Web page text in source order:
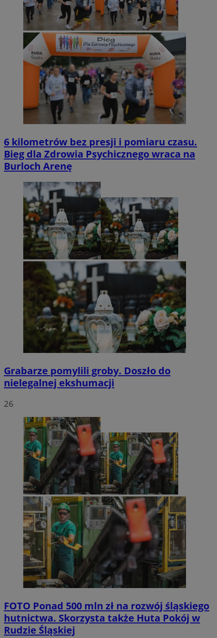
6 kilometrów bez presji i pomiaru czasu.
Bieg dla Zdrowia Psychicznego wraca na
Burloch Arenę
Grabarze pomylili groby. Doszło do
nielegalnej ekshumacji
26
FOTO Ponad 500 mln zł na rozwój śląskiego
hutnictwa. Skorzysta także Huta Pokój w
Rudzie Śląskiej